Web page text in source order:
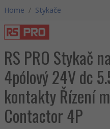
Home / Stykače
RS PRO Stykač
4pólový 24V dc
kontakty Řízení
Contactor 4P